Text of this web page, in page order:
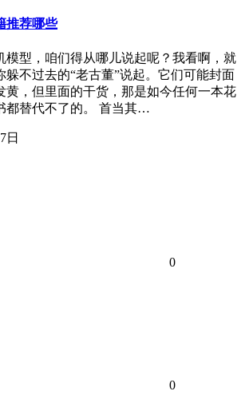
推荐哪些
模型，咱们得从哪儿说起呢？我看啊，就
躲不过去的“老古董”说起。它们可能封面
黄，但里面的干货，那是如今任何一本花
都替代不了的。 首当其…
日
0
0